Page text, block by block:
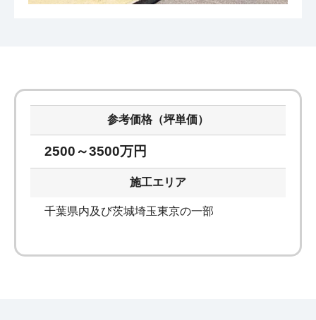
参考価格（坪単価）
2500～3500万円
施工エリア
千葉県内及び茨城埼玉東京の一部